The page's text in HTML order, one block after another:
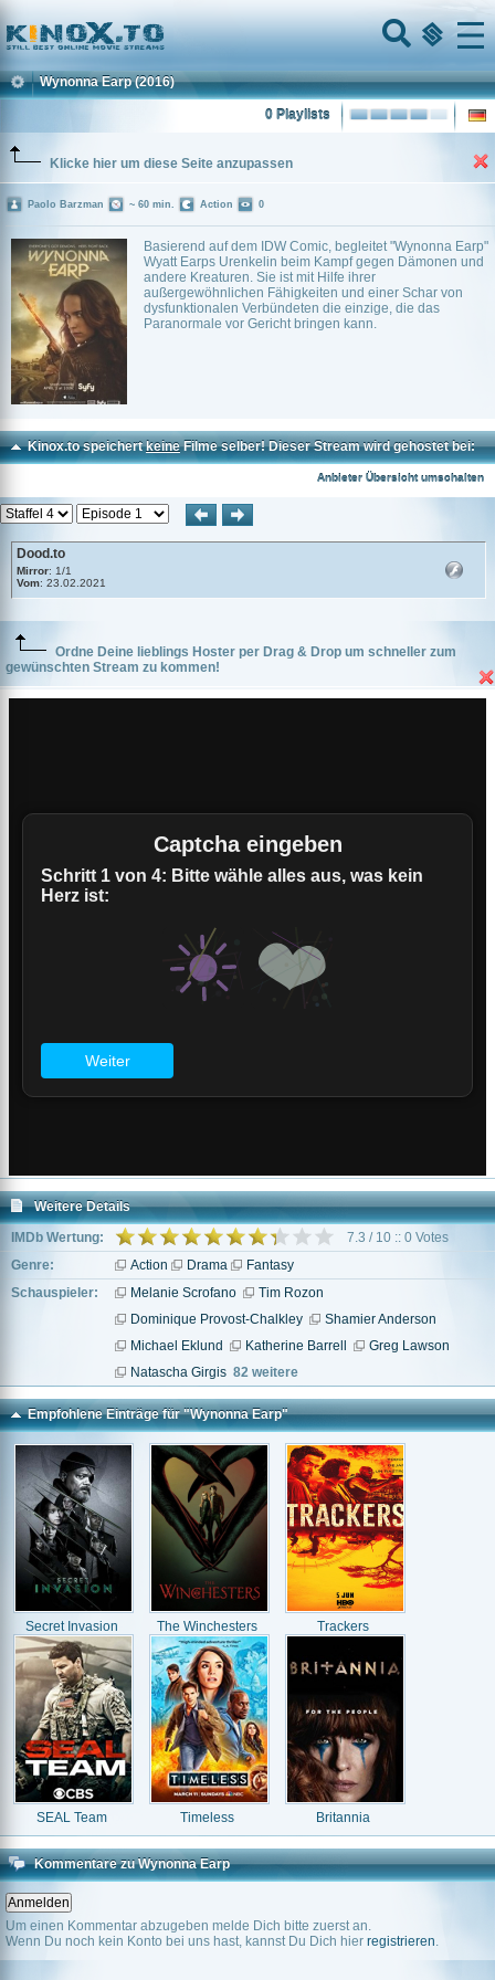
Home
Menu
Wynonna Earp (2016)
0 Playlists
Klicke hier um diese Seite anzupassen
Basierend auf dem IDW Comic, begleitet "Wynonna Earp"
Wyatt Earps Urenkelin beim Kampf gegen Dämonen und
andere Kreaturen. Sie ist mit Hilfe ihrer
außergewöhnlichen Fähigkeiten und einer Schar von
dysfunktionalen Verbündeten die einzige, die das
Paranormale vor Gericht bringen kann.
Paolo Barzman ~ 60 min. Action 0
Kinox.to speichertkeineFilme selber! Dieser Stream wird gehostet bei:
Anbieter Übersicht umschalten
Dood.to
Mirror: 1/1
Vom: 23.02.2021
Ordne Deine lieblings Hoster per Drag & Drop um schneller zum
gewünschten Stream zu kommen!
Weitere Details
IMDb Wertung:
7.3 / 10 :: 0 Votes
Genre:
Action Drama
Fantasy
Schauspieler:
Melanie Scrofano
Tim Rozon
Dominique Provost-Chalkley
Shamier Anderson
Michael Eklund
Katherine Barrell
Greg Lawson
Natascha Girgis 82 weitere
Empfohlene Einträge für "Wynonna Earp"
Secret Invasion The Winchesters Trackers
SEAL Team Timeless Britannia
Kommentare zu Wynonna Earp
Um einen Kommentar abzugeben melde Dich bitte zuerst an.
Wenn Du noch kein Konto bei uns hast, kannst Du Dich hier registrieren.